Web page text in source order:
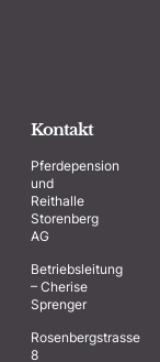
Kontakt
Pferdepension
und
Reithalle
Storenberg
AG
Betriebsleitung
– Cherise
Sprenger
Rosenbergstrasse
8